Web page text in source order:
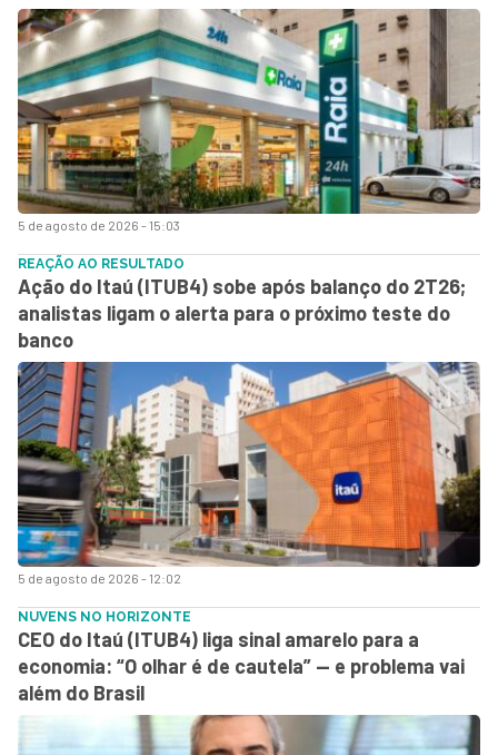
5 de agosto de 2026 - 15:03
5 de agosto de 2026 - 12:02
REAÇÃO AO RESULTADO
Ação do Itaú (ITUB4) sobe após balanço do 2T26;
analistas ligam o alerta para o próximo teste do
banco
NUVENS NO HORIZONTE
CEO do Itaú (ITUB4) liga sinal amarelo para a
economia: “O olhar é de cautela” — e problema vai
além do Brasil